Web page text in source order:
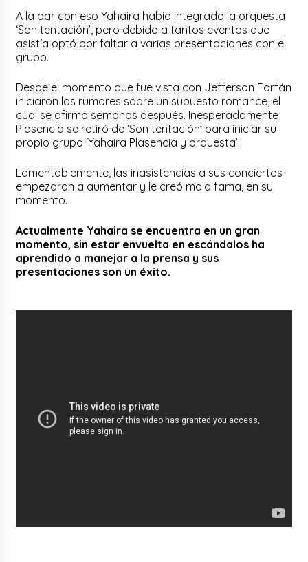
A la par con eso Yahaira había integrado la orquesta
‘Son tentación’, pero debido a tantos eventos que
asistía optó por faltar a varias presentaciones con el
grupo.
Desde el momento que fue vista con Jefferson Farfán
iniciaron los rumores sobre un supuesto romance, el
cual se afirmó semanas después. Inesperadamente
Plasencia se retiró de ‘Son tentación’ para iniciar su
propio grupo ‘Yahaira Plasencia y orquesta’.
Lamentablemente, las inasistencias a sus conciertos
empezaron a aumentar y le creó mala fama, en su
momento.
Actualmente Yahaira se encuentra en un gran
momento, sin estar envuelta en escándalos ha
aprendido a manejar a la prensa y sus
presentaciones son un éxito.